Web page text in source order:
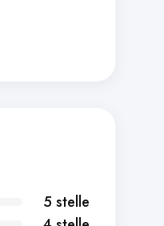
5 stelle